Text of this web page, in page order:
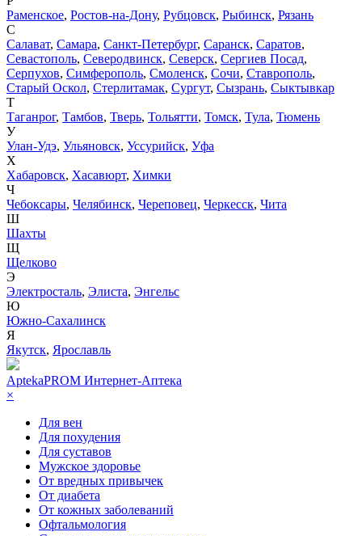
Раменское, Ростов-на-Дону, Рубцовск, Рыбинск, Рязань
С
Салават, Самара, Санкт-Петербург, Саранск, Саратов,
Севастополь, Северодвинск, Северск, Сергиев Посад,
Серпухов, Симферополь, Смоленск, Сочи, Ставрополь,
Старый Оскол, Стерлитамак, Сургут, Сызрань, Сыктывкар
Т
Таганрог, Тамбов, Тверь, Тольятти, Томск, Тула, Тюмень
У
Улан-Удэ, Ульяновск, Уссурийск, Уфа
Х
Хабаровск, Хасавюрт, Химки
Ч
Чебоксары, Челябинск, Череповец, Черкесск, Чита
Ш
Шахты
Щ
Щелково
Э
Электросталь, Элиста, Энгельс
Ю
Южно-Сахалинск
Я
Якутск, Ярославль
AptekaPROM Интернет-Аптека
×
Для вен
Для похудения
Для суставов
Мужское здоровье
От вредных привычек
От диабета
От кожных заболеваний
Офтальмология